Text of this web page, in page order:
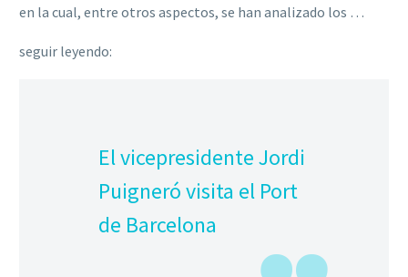
en la cual, entre otros aspectos, se han analizado los …
seguir leyendo:
El vicepresidente Jordi
Puigneró visita el Port
de Barcelona